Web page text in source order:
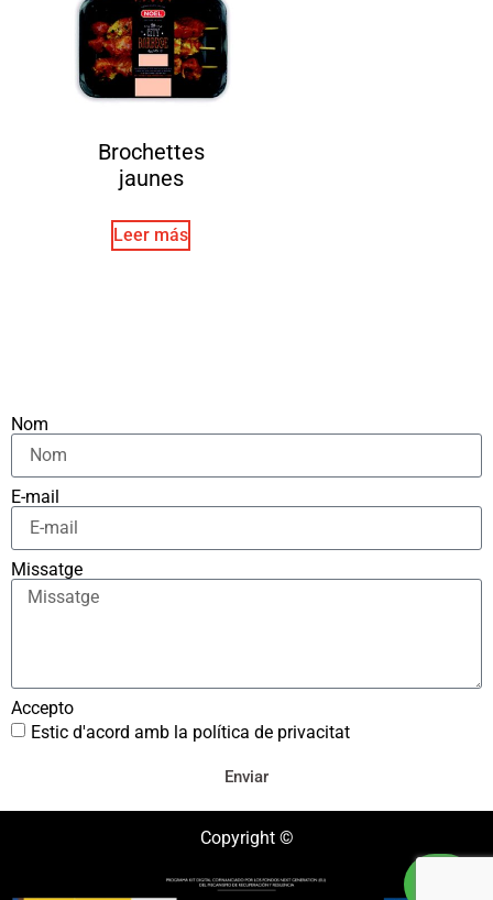
Brochettes
jaunes
Leer más
Nom
E-mail
Missatge
Accepto
Estic d'acord amb la política de privacitat
Enviar
Copyright ©